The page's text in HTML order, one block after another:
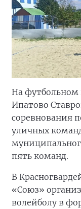
На футбольном
Ипатово
соревнования
уличных
пять команд.
В
«Союз»
волейболу в